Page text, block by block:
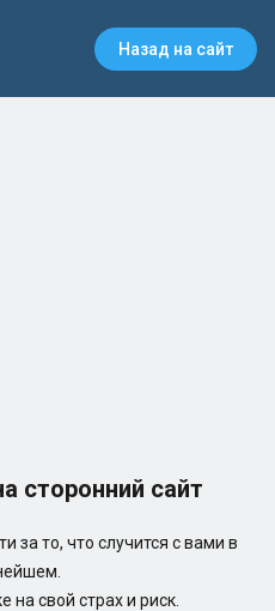
Назад на сайт
сторонний сайт
за то, что случится с вами в
на свой страх и риск.